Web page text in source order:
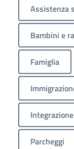
Assistenza
Bambini e
Famiglia
Parcheggi